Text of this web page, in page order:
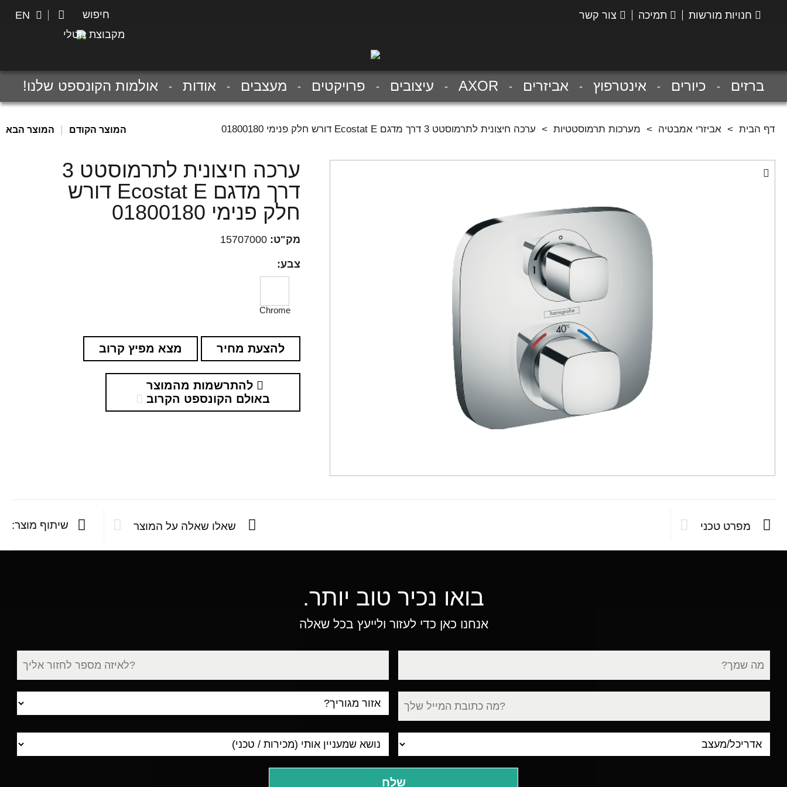
חנויות מורשות תמיכה צור קשר חיפוש EN
מקבוצת נוטלי
ברזים כיורים אינטרפוץ אביזרים AXOR עיצובים פרויקטים מעצבים אודות אולמות הקונספט שלנו!
דף הבית > אביזרי אמבטיה > מערכות תרמוסטטיות > ערכה חיצונית לתרמוסטט 3 דרך מדגם Ecostat E דורש חלק פנימי 01800180 המוצר הקודם המוצר הבא
ערכה חיצונית לתרמוסטט 3
דרך מדגם Ecostat E דורש
חלק פנימי 01800180
מק"ט: 15707000
צבע:
Chrome
להצעת מחיר מצא מפיץ קרוב
להתרשמות מהמוצר
באולם הקונספט הקרוב
מפרט טכני שאלו שאלה על המוצר שיתוף מוצר:
בואו נכיר טוב יותר.
אנחנו כאן כדי לעזור ולייעץ בכל שאלה
עיר
מגורים